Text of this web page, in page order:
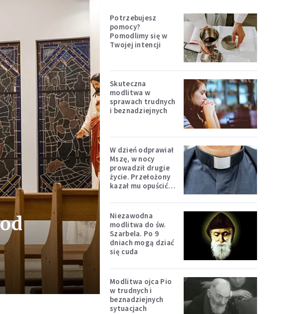
Potrzebujesz
pomocy?
Pomodlimy się w
Twojej intencji
Skuteczna
modlitwa w
sprawach trudnych
i beznadziejnych
W dzień odprawiał
Mszę, w nocy
prowadził drugie
życie. Przełożony
kazał mu opuścić
Niezawodna
modlitwa do św.
Szarbela. Po 9
dniach mogą dziać
się cuda
Modlitwa ojca Pio
w trudnych i
beznadziejnych
sytuacjach